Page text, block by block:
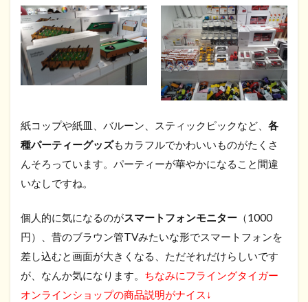
紙コップや紙皿、バルーン、スティックピックなど、 各
種パーティーグッズもカラフルでかわいいものがたくさ
んそろっています。パーティーが華やかになること間違
いなしですね。
個人的に気になるのがスマートフォンモニター （1000
円）、昔のブラウン管TVみたいな形でスマートフォンを
差し込むと画面が大きくなる、ただそれだけらしいです
が、なんか気になります。 ちなみにフライングタイガー
オンラインショップの商品説明がナイス↓